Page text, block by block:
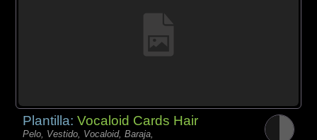
Plantilla:Vocaloid Cards Hair
Pelo, Vestido, Vocaloid, Baraja,